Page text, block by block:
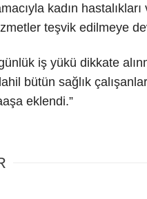
kadın
teşvik edilmeye
iş yükü dikkate
bütün sağlık
eklendi.”